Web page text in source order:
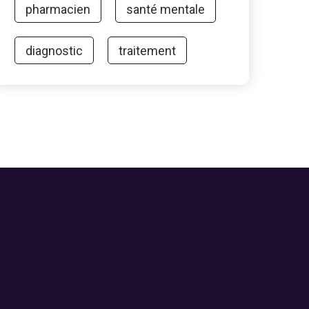
pharmacien santé mentale
diagnostic traitement